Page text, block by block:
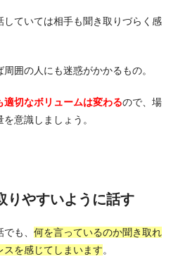
ていては相手も聞き取りづらく感
囲の人にも迷惑がかかるもの。
適切なボリュームは変わるので、場
意識しましょう。
りやすいように話す
も、 何を言っているのか聞き取れ
スを感じてしまいます。